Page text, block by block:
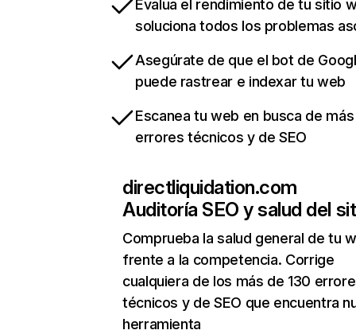
Evalua el rendimiento de tu sitio
soluciona todos los problemas
Asegúrate de que el bot de
puede rastrear e indexar tu web
Escanea tu web en busca de
errores técnicos y de SEO
directliquidation.com
Auditoría SEO y salud del
Comprueba la salud general de tu
frente a la competencia. Corrige
cualquiera de los más de 130
técnicos y de SEO que encuentra
herramienta